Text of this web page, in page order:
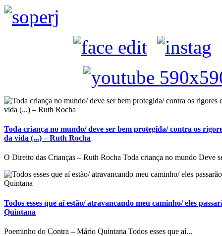
Toda criança no mundo/ deve ser bem protegida/ contra os
da vida (...) – Ruth Rocha
O Direito das Crianças – Ruth Rocha Toda criança no mundo Deve
Todos esses que aí estão/ atravancando meu caminho/ eles
Quintana
Poeminho do Contra – Mário Quintana Todos esses que aí...